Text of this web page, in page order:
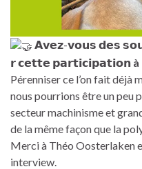
𝗔𝘃𝗲𝘇-𝘃𝗼𝘂𝘀 𝗱𝗲𝘀
𝗿 𝗰𝗲𝘁𝘁𝗲 𝗽𝗮𝗿𝘁𝗶𝗰𝗶𝗽𝗮𝘁𝗶𝗼𝗻 à
Pérenniser ce l’on fait déjà
nous pourrions être un peu
secteur machinisme et
de la même façon que la
Merci à Théo Oosterlaken
interview.